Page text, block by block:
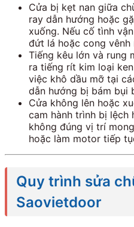
Cửa bị kẹt nan giữa
ray dẫn hướng hoặc
xuống. Nếu cố tình
đứt lá hoặc cong vênh
Tiếng kêu lớn và rung
ra tiếng rít kim loại
việc khô dầu mỡ tại
dẫn hướng bị bám bụi
Cửa không lên hoặc
cam hành trình bị lệch
không đúng vị trí
hoặc làm motor tiếp
Quy trình sửa
Saovietdoor